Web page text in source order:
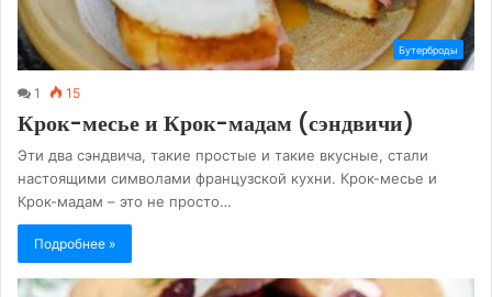
Бутерброды
1 15
Крок-месье и Крок-мадам (сэндвичи)
Эти два сэндвича, такие простые и такие вкусные, стали
настоящими символами французской кухни. Крок-месье и
Крок-мадам – это не просто…
Подробнее »